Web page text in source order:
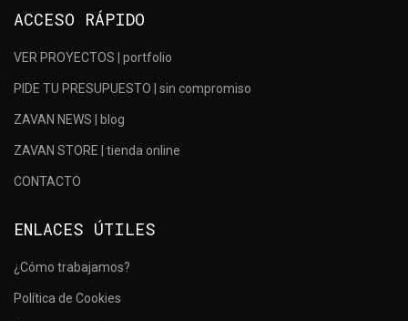
LAS 8 MARCAS
MÁS
SEGÚN ZAVAN
ACCESO RÁPIDO
VER PROYECTOS | portfolio
PIDE TU PRESUPUESTO | sin compromiso
ZAVAN NEWS | blog
ZAVAN STORE | tienda online
CONTACTO
ENLACES ÚTILES
¿Cómo trabajamos?
Política de Cookies